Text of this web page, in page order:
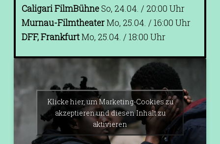
Caligari FilmBühneSo, 24.04. / 20:00 Uhr
Murnau-FilmtheaterMo, 25.04. / 16:00 Uhr
DFF, FrankfurtMo, 25.04. / 18:00 Uhr
Klicke hier, um Marketing-Cookies zu
akzeptieren und diesen Inhalt zu
aktivieren